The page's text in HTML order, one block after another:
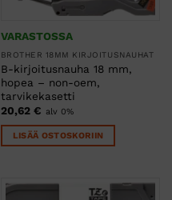
VARASTOSSA
BROTHER 18MM KIRJOITUSNAUHAT
B-kirjoitusnauha 18 mm,
hopea – non-oem,
tarvikekasetti
20,62 € alv 0%
LISÄÄ OSTOSKORIIN